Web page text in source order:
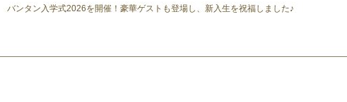
バンタン入学式2026を開催！豪華ゲストも登場し、新入生を祝福しました♪